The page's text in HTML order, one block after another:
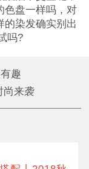
色盘一样吗，对
的染发确实别出
吗?
趣
尚来袭